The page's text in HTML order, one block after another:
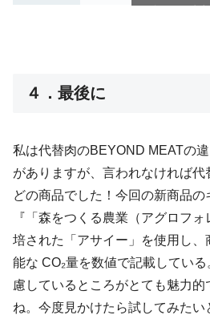
スクロールできま
４．最後に
私は代替肉のBEYOND MEATの
がありますが、言われなければ
どの商品でした！今回の新商品の
『「森をつくる農業（アグロフ
培された「アサイー」を使用し
能な CO₂量を数値で記載してい
慮しているところがとても魅力
ね。今度見かけたら試してみた